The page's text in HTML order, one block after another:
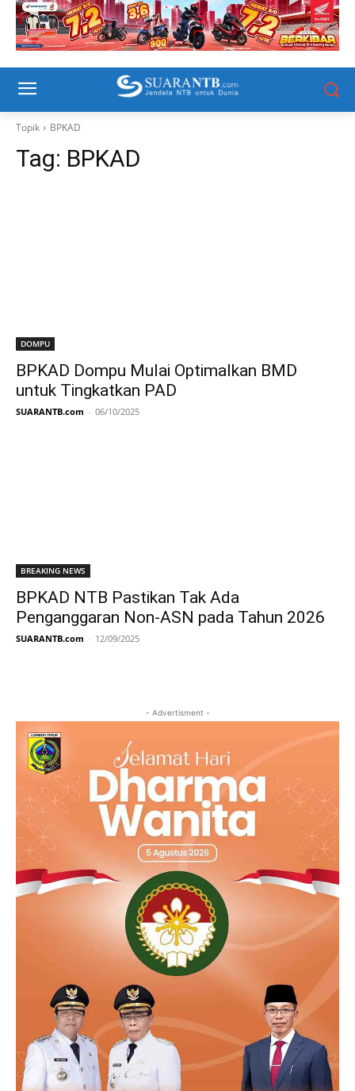
Topik BPKAD
Tag: BPKAD
DOMPU
BPKAD Dompu Mulai Optimalkan BMD
untuk Tingkatkan PAD
SUARANTB.com - 06/10/2025
BREAKING NEWS
BPKAD NTB Pastikan Tak Ada
Penganggaran Non-ASN pada Tahun 2026
SUARANTB.com - 12/09/2025
- Advertisment -